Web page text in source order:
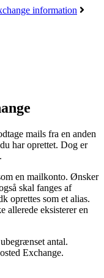
information
mails fra en anden
har oprettet. Dog er
en mailkonto. Ønsker
skal fanges af
oprettes som et alias.
allerede eksisterer en
antal.
Exchange.